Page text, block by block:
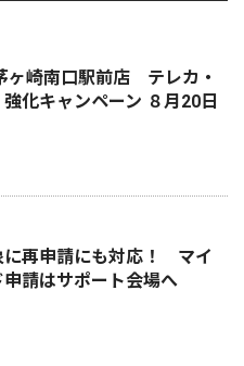
ヶ崎南口駅前店 テレカ・
化キャンペーン ８月20日
に再申請にも対応！ マイ
請はサポート会場へ